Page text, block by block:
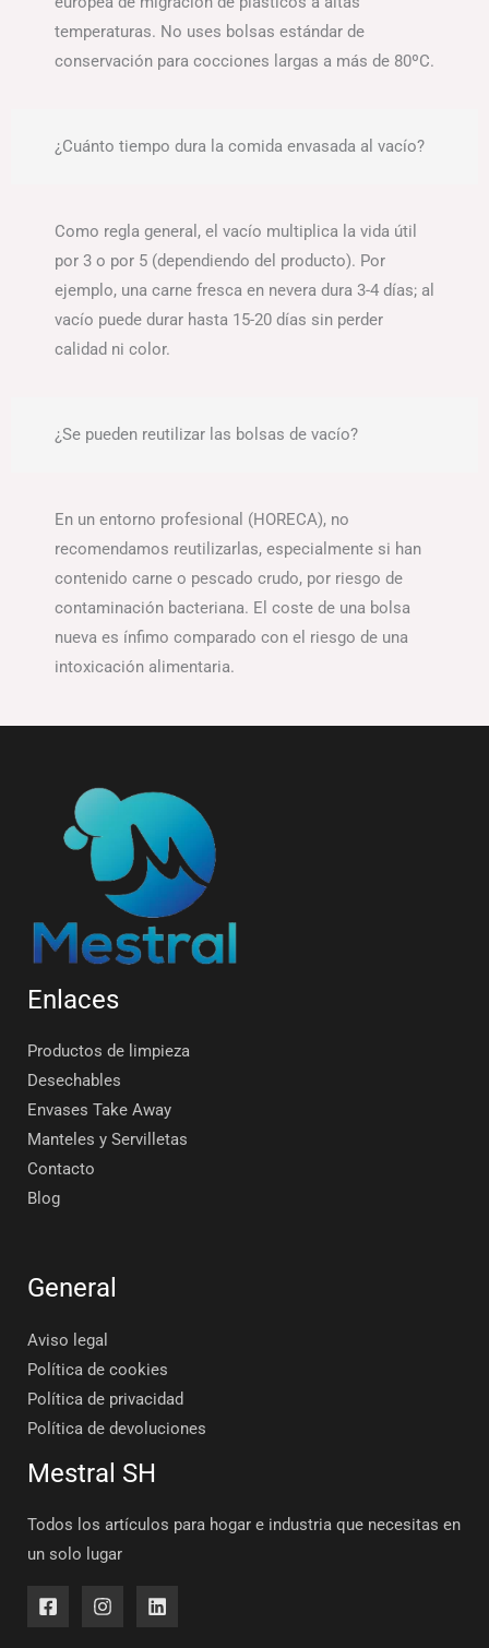
temperaturas. No uses bolsas estándar de
conservación para cocciones largas a más de 80ºC.
¿Cuánto tiempo dura la comida envasada al vacío?
Como regla general, el vacío multiplica la vida útil
por 3 o por 5 (dependiendo del producto). Por
ejemplo, una carne fresca en nevera dura 3-4 días; al
vacío puede durar hasta 15-20 días sin perder
calidad ni color.
¿Se pueden reutilizar las bolsas de vacío?
En un entorno profesional (HORECA), no
recomendamos reutilizarlas, especialmente si han
contenido carne o pescado crudo, por riesgo de
contaminación bacteriana. El coste de una bolsa
nueva es ínfimo comparado con el riesgo de una
intoxicación alimentaria.
Enlaces
Productos de limpieza
Desechables
Envases Take Away
Manteles y Servilletas
Contacto
Blog
General
Aviso legal
Política de cookies
Política de privacidad
Política de devoluciones
Mestral SH
Todos los artículos para hogar e industria que necesitas en
un solo lugar